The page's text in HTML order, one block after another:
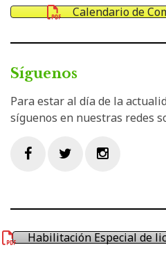
Calendario de
Síguenos
Para estar al día de la
síguenos en nuestras redes
Habilitación Especial de